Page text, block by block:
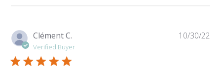
Clément C.
Verified Buyer
10/30/22